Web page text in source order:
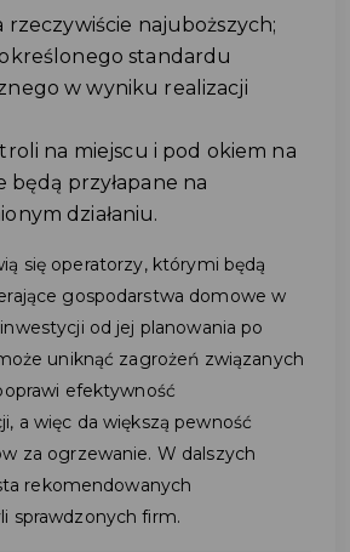
rzeczywiście najuboższych;
standardu
w wyniku realizacji
na miejscu i pod okiem na
będą przyłapane na
działaniu.
się operatorzy, którymi będą
gospodarstwa domowe w
od jej planowania po
uniknąć zagrożeń związanych
efektywność
a więc da większą pewność
za ogrzewanie. W dalszych
rekomendowanych
sprawdzonych firm.